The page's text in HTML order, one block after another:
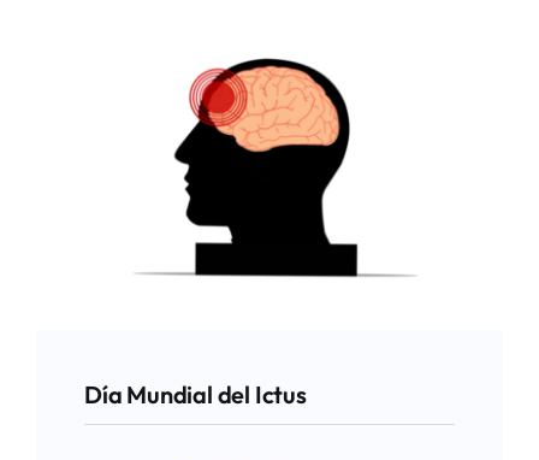
Día Mundial del Ictus